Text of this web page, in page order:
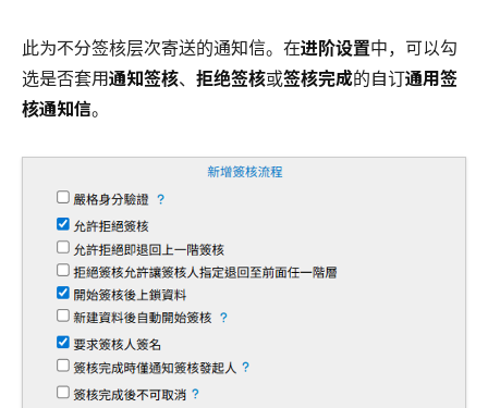
此为不分签核层次寄送的通知信。在进阶设置中，可以勾
选是否套用通知签核、 拒绝签核或签核完成的自订通用签
核通知信。